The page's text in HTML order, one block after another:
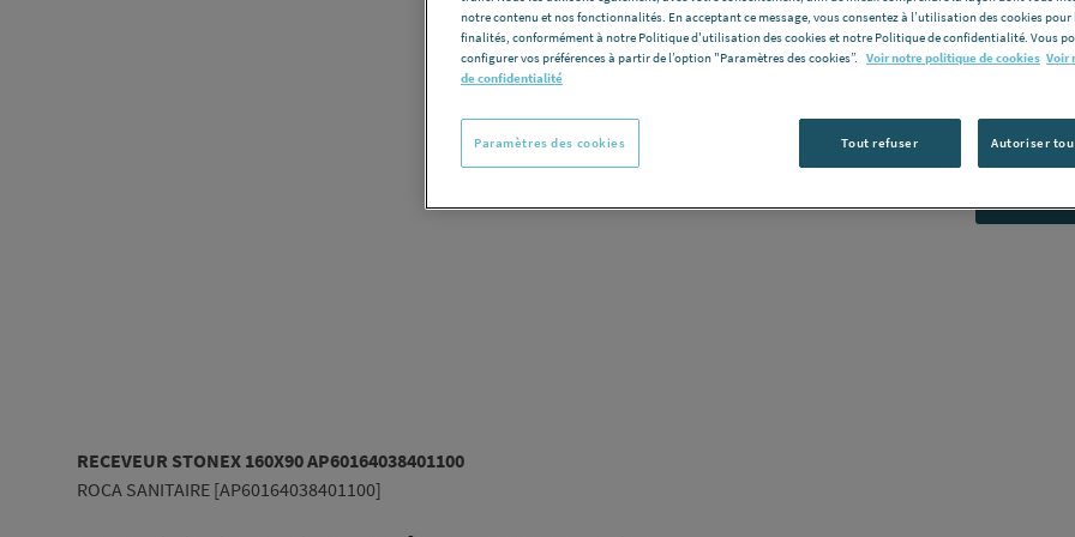
ROCA
ROCA
Vous avez un
RECEVEUR STONEX 160X90 AP60164038401100
ROCA SANITAIRE [AP60164038401100]
notre contenu et nos fonctionnalités. En acceptant ce message, vous consentez à l’utilisation des cookies pour
finalités, conformément à notre Politique d'utilisation des cookies et notre Politique de confidentialité. Vous
configurer vos préférences à partir de l’option "Paramètres des cookies”. Voir notre politique de cookies Voir
de confidentialité
Tout refuser Autoriser
Paramètres des cookies